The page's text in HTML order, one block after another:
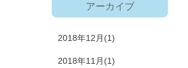
アーカイブ
2018年12月(1)
2018年11月(1)